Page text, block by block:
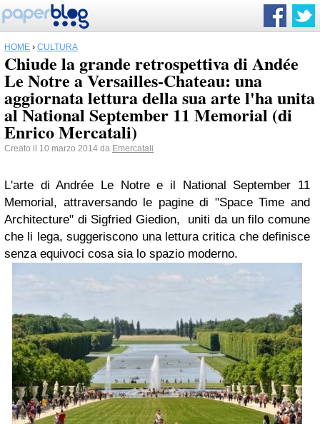
HOME › CULTURA
Chiude la grande retrospettiva di Andée
Le Notre a Versailles-Chateau: una
aggiornata lettura della sua arte l'ha unita
al National September 11 Memorial (di
Enrico Mercatali)
Creato il 10 marzo 2014 da Emercatali
L'arte di Andrée Le Notre e il National September 11
Memorial, attraversando le pagine di "Space Time and
Architecture" di Sigfried Giedion,
uniti da un filo comune
che li lega,suggeriscono una lettura critica che definisce
senza equivoci cosa sia lo spazio moderno.